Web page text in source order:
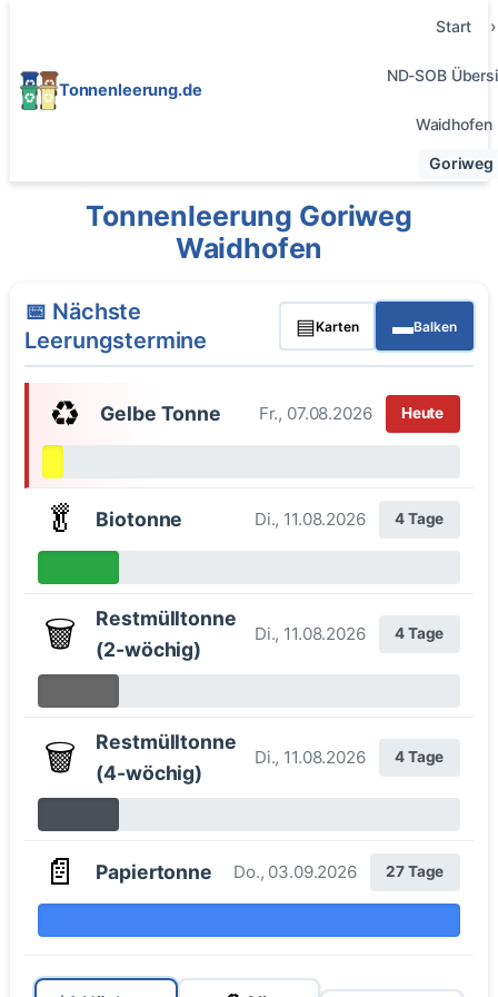
Tonnenleerung.de
Start
ND-SOB
Waidhofen
Goriweg
Tonnenleerung Goriweg
Waidhofen
📅 Nächste
Leerungstermine
▤Karten ▬Balken
♻️ Gelbe Tonne Fr., 07.08.2026 Heute
🥬 Biotonne Di., 11.08.2026 4 Tage
🗑️
Restmülltonne
(2-wöchig)
Di., 11.08.2026 4 Tage
🗑️
Restmülltonne
(4-wöchig)
Di., 11.08.2026 4 Tage
📄 Papiertonne Do., 03.09.2026 27 Tage